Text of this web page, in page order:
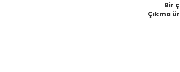
Bir
Çıkma